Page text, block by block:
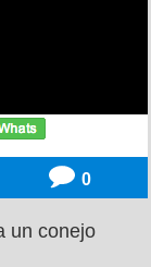
0
un conejo